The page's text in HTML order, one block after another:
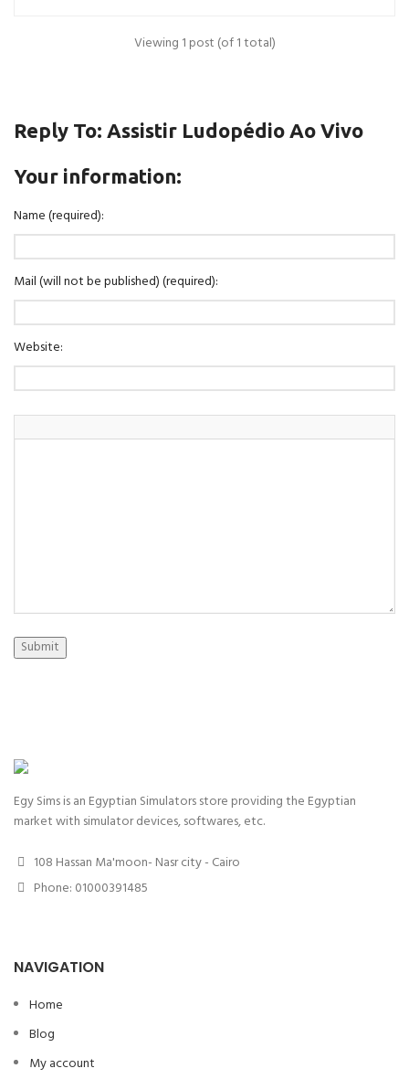
Viewing 1 post (of 1 total)
Reply To: Assistir Ludopédio Ao Vivo
Your information:
Name (required):
Mail (will not be published) (required):
Website:
Submit
Egy Sims is an Egyptian Simulators store providing the Egyptian
market with simulator devices, softwares, etc.
108 Hassan Ma'moon- Nasr city - Cairo
Phone: 01000391485
NAVIGATION
Home
Blog
My account